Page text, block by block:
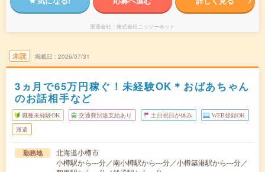
派遣会社 株式会社ニッソーネット
未読 掲載日 2026/07/31
3ヵ月で65万円稼ぐ！未経験OK＊おばあちゃん
のお話相手など
職種未経験OK 交通費別途支給あり 土日祝日が休み WEB登録OK
派遣
勤務地
北海道小樽市
小樽駅から---分／南小樽駅から---分／小樽築港駅から---分／